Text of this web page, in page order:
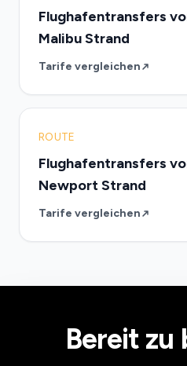
Flughafentransfers
Malibu Strand
Tarife vergleichen
ROUTE
Flughafentransfers
Newport Strand
Tarife vergleichen
Bereit zu